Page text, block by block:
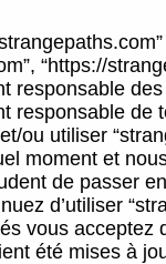
“https://
responsable
responsable
ou utiliser
moment et
de passer
d’utiliser
vous acceptez
été mises à